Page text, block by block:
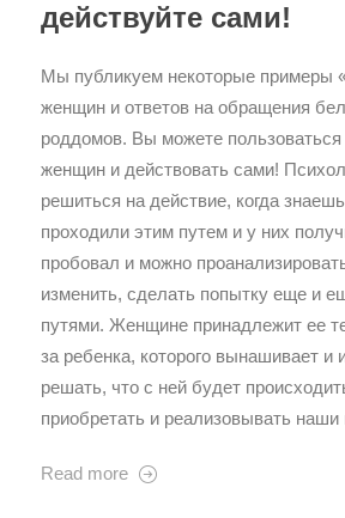
действуйте сами!
Мы публикуем некоторые примеры
женщин и ответов на обращения
роддомов. Вы можете пользоваться
женщин и действовать сами!
решиться на действие, когда
проходили этим путем и у них
пробовал и можно
изменить, сделать попытку еще и
путями. Женщине принадлежит ее
за ребенка, которого вынашивает и
решать, что с ней будет
приобретать и реализовывать наши
Read more